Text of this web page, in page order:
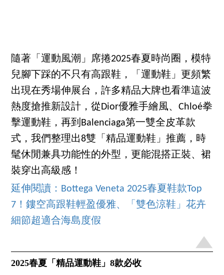
隨著「運動風潮」席捲2025春夏時尚圈，模特
兒腳下踩的不只有高跟鞋，「運動鞋」更頻繁
出現在秀場伸展台，許多精品大牌也看準這波
熱度搶推新設計，從Dior優雅手繪風、Chloé拳
擊運動鞋，再到Balenciaga第一雙全皮革款
式，我們整理出8雙「精品運動鞋」推薦，時
髦休閒兼具功能性的外型，更能混搭正裝、裙
裝穿出高級感！
延伸閱讀：Bottega Veneta 2025春夏鞋款Top
7！鏤空高跟鞋輕盈優雅、「雙色涼鞋」花卉
細節超適合海島度假
2025春夏「精品運動鞋」8款必收